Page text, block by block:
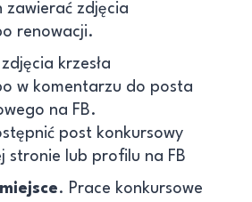
zawierać zdjęcia
renowacji.
krzesła
w komentarzu do posta
na FB.
post konkursowy
stronie lub profilu na FB
. Prace konkursowe